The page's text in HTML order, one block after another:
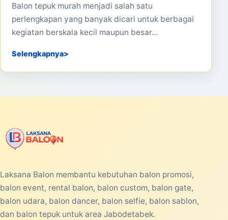
Balon tepuk murah menjadi salah satu
perlengkapan yang banyak dicari untuk berbagai
kegiatan berskala kecil maupun besar...
Selengkapnya
Laksana Balon membantu kebutuhan balon promosi,
balon event, rental balon, balon custom, balon gate,
balon udara, balon dancer, balon selfie, balon sablon,
dan balon tepuk untuk area Jabodetabek.